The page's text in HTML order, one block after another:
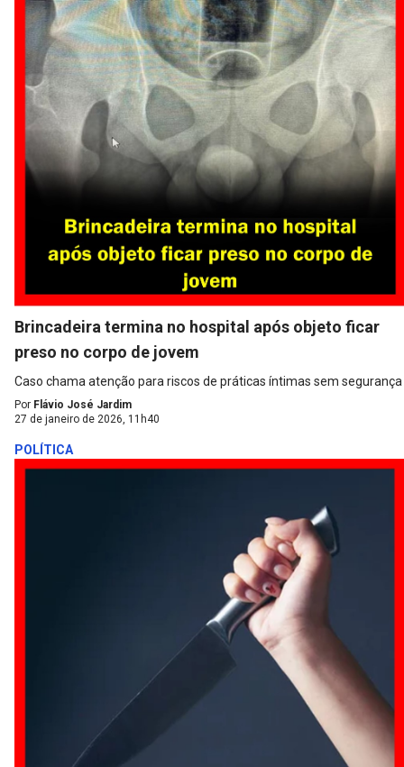
Brincadeira termina no hospital após objeto ficar
preso no corpo de jovem
Caso chama atenção para riscos de práticas íntimas sem segurança
Por Flávio José Jardim
27 de janeiro de 2026, 11h40
POLÍTICA